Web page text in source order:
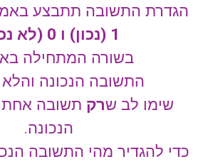
הגדרת התשובה תתבצע
1 (נכון) ו 0 (לא נכון).
בשורה המתחילה
התשובה הנכונה והלא
שימו לב שרק תשובה אחת
הנכונה.
כדי להגדיר מהי התשובה